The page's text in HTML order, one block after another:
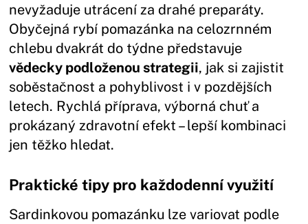
nevyžaduje utrácení za drahé preparáty.
Obyčejná rybí pomazánka na celozrnném
chlebu dvakrát do týdne představuje
vědecky podloženou strategii, jak si zajistit
soběstačnost a pohyblivost i v pozdějších
letech. Rychlá příprava, výborná chuť a
prokázaný zdravotní efekt – lepší kombinaci
jen těžko hledat.
Praktické tipy pro každodenní využití
Sardinkovou pomazánku lze variovat podle